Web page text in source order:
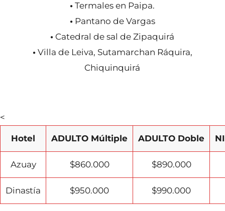
• Termales en Paipa.
•Pantano de Vargas
• Catedral de sal de Zipaquirá
•Villa de Leiva, Sutamarchan Ráquira,
Chiquinquirá
<
Hotel ADULTO Múltiple ADULTO Doble
Azuay $860.000 $890.000
Dinastía $950.000 $990.000